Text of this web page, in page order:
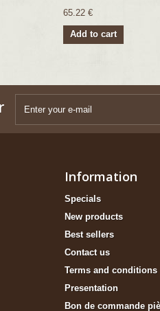
65.22 €
Add to cart
Information
Specials
New products
Best sellers
Contact us
Terms and conditions
Presentation
Bon de commande